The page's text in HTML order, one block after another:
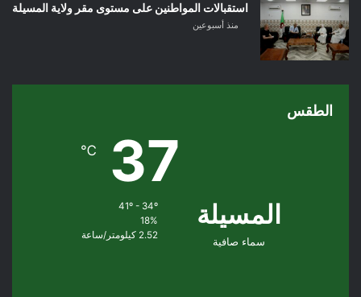
استقبالات المواطنين على مستوى مقر ولاية المسيلة
منذ أسبوعين
الطقس
المسيلة
سماء صافية
37
℃
41º - 34º
18%
2.52 كيلومتر/ساعة